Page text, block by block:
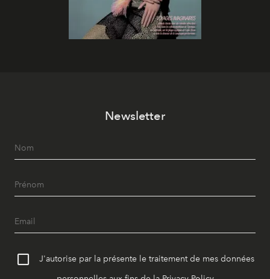
Newsletter
J'autorise par la présente le traitement de mes données